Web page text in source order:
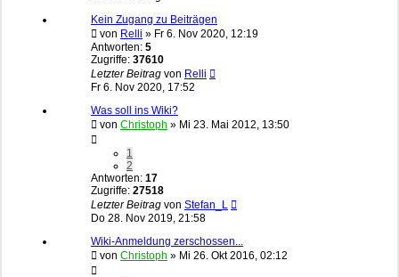
Kein Zugang zu Beiträgen
von Relli » Fr 6. Nov 2020, 12:19
Antworten: 5
Zugriffe: 37610
Letzter Beitrag von Relli
Fr 6. Nov 2020, 17:52
Was soll ins Wiki?
von Christoph » Mi 23. Mai 2012, 13:50
1
2
Antworten: 17
Zugriffe: 27518
Letzter Beitrag von Stefan_L
Do 28. Nov 2019, 21:58
Wiki-Anmeldung zerschossen...
von Christoph » Mi 26. Okt 2016, 02:12